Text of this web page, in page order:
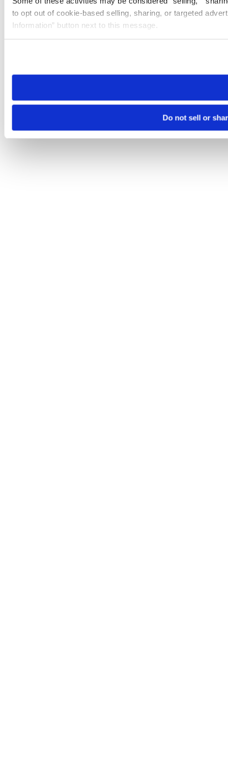
to opt out of cookie-based selling, sharing, or targeted
Information” button next to this message.
need to be set again.
Do not sell or